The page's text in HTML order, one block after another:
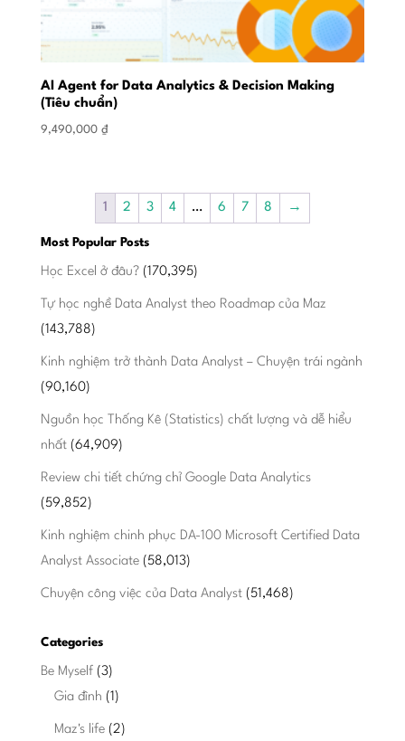
AI Agent for Data Analytics & Decision Making
(Tiêu chuẩn)
9,490,000 ₫
1 2 3 4 … 6 7 8 →
Most Popular Posts
Học Excel ở đâu? (170,395)
Tự học nghề Data Analyst theo Roadmap của Maz
(143,788)
Kinh nghiệm trở thành Data Analyst – Chuyện trái ngành
(90,160)
Nguồn học Thống Kê (Statistics) chất lượng và dễ hiểu
nhất (64,909)
Review chi tiết chứng chỉ Google Data Analytics
(59,852)
Kinh nghiệm chinh phục DA-100 Microsoft Certified Data
Analyst Associate (58,013)
Chuyện công việc của Data Analyst (51,468)
Categories
Be Myself(3)
Gia đình (1)
Maz's life(2)